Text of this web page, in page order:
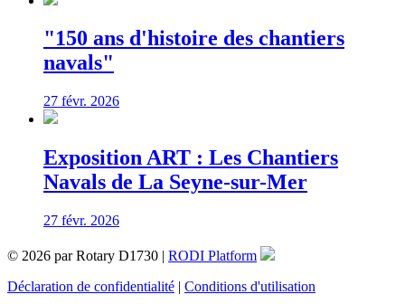
"150 ans d'histoire des chantiers
navals"
27 févr. 2026
Exposition ART : Les Chantiers
Navals de La Seyne-sur-Mer
27 févr. 2026
© 2026 par Rotary D1730 | RODI Platform
Déclaration de confidentialité | Conditions d'utilisation